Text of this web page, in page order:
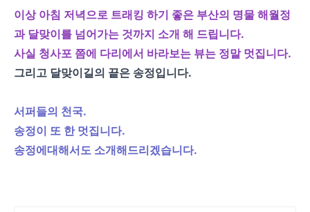
이상 아침 저녁으로 트래킹 하기 좋은 부산의 명물 해월정
과 달맞이를 넘어가는 것까지 소개 해 드립니다.
사실 청사포 쯤에 다리에서 바라보는 뷰는 정말 멋집니다.
그리고 달맞이길의 끝은 송정입니다.
서퍼들의 천국.
송정이 또 한 멋집니다.
송정에대해서도 소개해드리겠습니다.